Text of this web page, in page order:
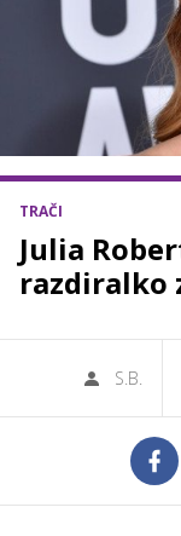
TRAČI
Julia
razdiralko
S.B.